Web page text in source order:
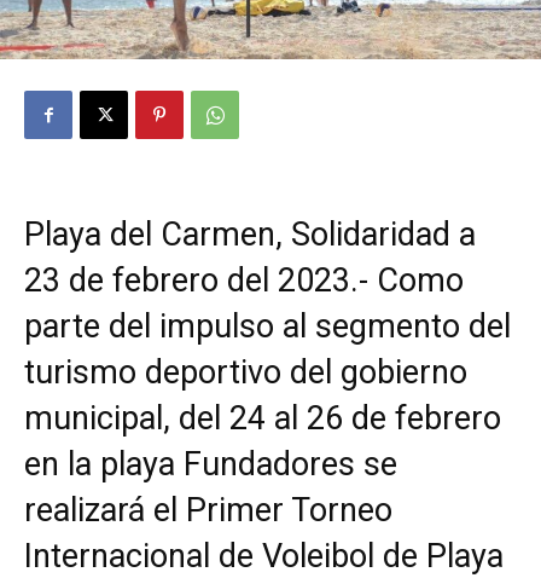
Playa del Carmen, Solidaridad a
23 de febrero del 2023.- Como
parte del impulso al segmento del
turismo deportivo del gobierno
municipal, del 24 al 26 de febrero
en la playa Fundadores se
realizará el Primer Torneo
Internacional de Voleibol de Playa